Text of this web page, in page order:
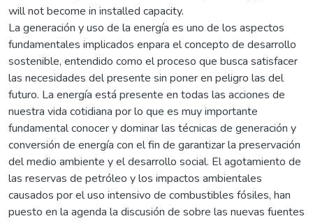
will not become in installed capacity.
La generación y uso de la energía es uno de los aspectos
fundamentales implicados enpara el concepto de desarrollo
sostenible, entendido como el proceso que busca satisfacer
las necesidades del presente sin poner en peligro las del
futuro. La energía está presente en todas las acciones de
nuestra vida cotidiana por lo que es muy importante
fundamental conocer y dominar las técnicas de generación y
conversión de energía con el fin de garantizar la preservación
del medio ambiente y el desarrollo social. El agotamiento de
las reservas de petróleo y los impactos ambientales
causados por el uso intensivo de combustibles fósiles, han
puesto en la agenda la discusión de sobre las nuevas fuentes